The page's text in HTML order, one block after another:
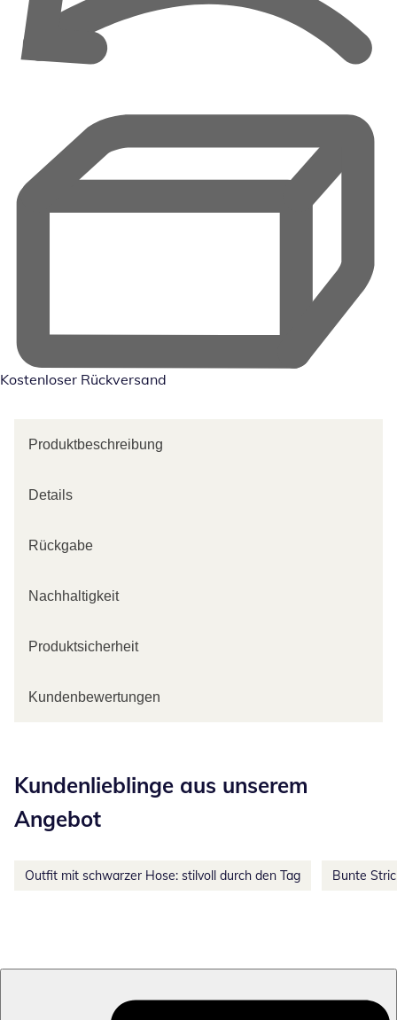
Kostenloser Rückversand
Produktbeschreibung
Details
Rückgabe
Nachhaltigkeit
Produktsicherheit
Kundenbewertungen
Kundenlieblinge aus unserem
Angebot
Outfit mit schwarzer Hose: stilvoll durch den Tag Bunte